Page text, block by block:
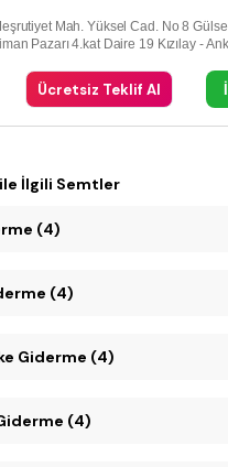
Mah. Yüksel Cad. No 8 Gülse Apartmanı
Liman Pazarı 4.kat Daire 19
Ücretsiz Teklif Al
ile İlgili Semtler
(4)
(4)
Giderme (4)
(4)